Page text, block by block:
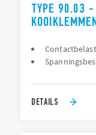
TYPE 90.03 -
DETAILS